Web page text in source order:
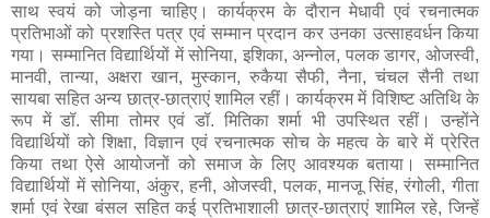
साथ स्वयं को जोड़ना चाहिए। कार्यक्रम के दौरान मेधावी एवं रचनात्मक
प्रतिभाओं को प्रशस्ति पत्र एवं सम्मान प्रदान कर उनका उत्साहवर्धन किया
गया। सम्मानित विद्यार्थियों में सोनिया, इशिका, अन्नोल, पलक डागर, ओजस्वी,
मानवी, तान्या, अक्षरा खान, मुस्कान, रुकैया सैफी, नैना, चंचल सैनी तथा
सायबा सहित अन्य छात्र-छात्राएं शामिल रहीं। कार्यक्रम में विशिष्ट अतिथि के
रूप में डॉ. सीमा तोमर एवं डॉ. मितिका शर्मा भी उपस्थित रहीं। उन्होंने
विद्यार्थियों को शिक्षा, विज्ञान एवं रचनात्मक सोच के महत्व के बारे में प्रेरित
किया तथा ऐसे आयोजनों को समाज के लिए आवश्यक बताया। सम्मानित
विद्यार्थियों में सोनिया, अंकुर, हनी, ओजस्वी, पलक, मानजू सिंह, रंगोली, गीता
शर्मा एवं रेखा बंसल सहित कई प्रतिभाशाली छात्र-छात्राएं शामिल रहे, जिन्हें